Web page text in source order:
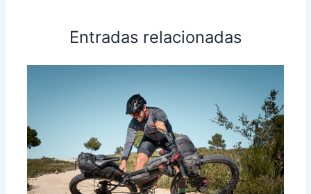
Entradas relacionadas